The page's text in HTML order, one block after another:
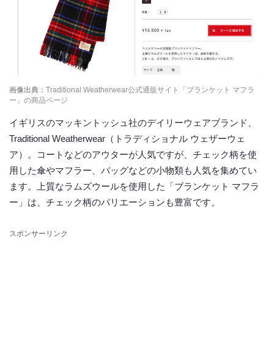
画像出典： Traditional Weatherwear公式通販サイト「ブランケット マフラ
ー」の商品ページ
イギリスのマッキントッシュ社のデイリーウェアブランド、
Traditional Weatherwear（トラディショナル ウェザーウェ
ア）。コートなどのアウターが人気ですが、チェック柄を使
用した傘やマフラー、バッグなどの小物類も人気を集めてい
ます。上質なラムズウールを使用した「ブランケット マフラ
ー」は、チェック柄のバリエーションも豊富です。
スポンサーリンク